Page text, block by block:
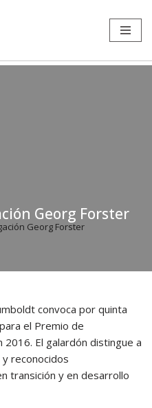
Georg Forster
Georg Forster
convoca por quinta
el Premio de
El galardón distingue a
reconocidos
transición y en desarrollo